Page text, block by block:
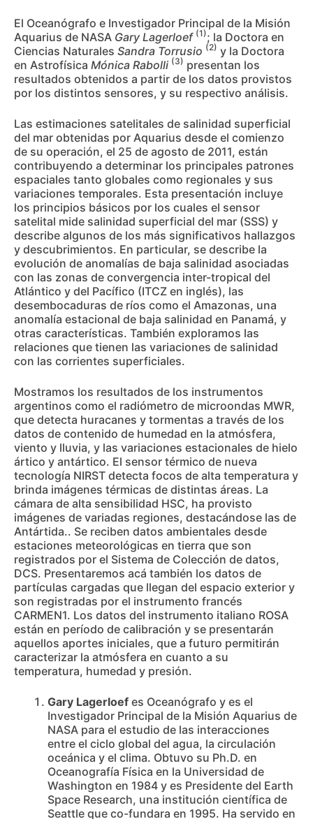
El Oceanógrafo e Investigador Principal de la Misión
Aquarius de NASA Gary Lagerloef (1); la Doctora en
Ciencias Naturales Sandra Torrusio (2) y la Doctora
en Astrofísica Mónica Rabolli (3) presentan los
resultados obtenidos a partir de los datos provistos
por los distintos sensores, y su respectivo análisis.
Las estimaciones satelitales de salinidad superficial
del mar obtenidas por Aquarius desde el comienzo
de su operación, el 25 de agosto de 2011, están
contribuyendo a determinar los principales patrones
espaciales tanto globales como regionales y sus
variaciones temporales. Esta presentación incluye
los principios básicos por los cuales el sensor
satelital mide salinidad superficial del mar (SSS) y
describe algunos de los más significativos hallazgos
y descubrimientos. En particular, se describe la
evolución de anomalías de baja salinidad asociadas
con las zonas de convergencia inter-tropical del
Atlántico y del Pacífico (ITCZ en inglés), las
desembocaduras de ríos como el Amazonas, una
anomalía estacional de baja salinidad en Panamá, y
otras características. También exploramos las
relaciones que tienen las variaciones de salinidad
con las corrientes superficiales.
Mostramos los resultados de los instrumentos
argentinos como el radiómetro de microondas MWR,
que detecta huracanes y tormentas a través de los
datos de contenido de humedad en la atmósfera,
viento y lluvia, y las variaciones estacionales de hielo
ártico y antártico. El sensor térmico de nueva
tecnología NIRST detecta focos de alta temperatura y
brinda imágenes térmicas de distintas áreas. La
cámara de alta sensibilidad HSC, ha provisto
imágenes de variadas regiones, destacándose las de
Antártida.. Se reciben datos ambientales desde
estaciones meteorológicas en tierra que son
registrados por el Sistema de Colección de datos,
DCS. Presentaremos acá también los datos de
partículas cargadas que llegan del espacio exterior y
son registradas por el instrumento francés
CARMEN1. Los datos del instrumento italiano ROSA
están en período de calibración y se presentarán
aquellos aportes iniciales, que a futuro permitirán
caracterizar la atmósfera en cuanto a su
temperatura, humedad y presión.
Gary Lagerloef es Oceanógrafo y es el
Investigador Principal de la Misión Aquarius de
NASA para el estudio de las interacciones
entre el ciclo global del agua, la circulación
oceánica y el clima. Obtuvo su Ph.D. en
Oceanografía Física en la Universidad de
Washington en 1984 y es Presidente del Earth
Space Research, una institución científica de
Seattle que co-fundara en 1995. Ha servido en